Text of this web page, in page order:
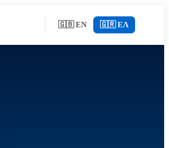
🇬🇧 EN 🇬🇷 ΕΛ